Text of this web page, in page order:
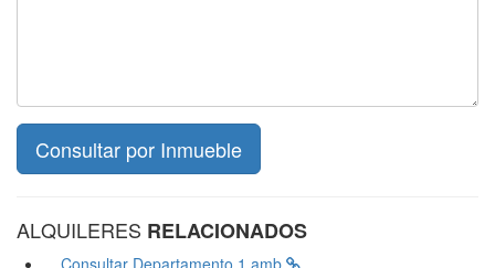
ALQUILERES RELACIONADOS
Consultar Departamento 1 amb